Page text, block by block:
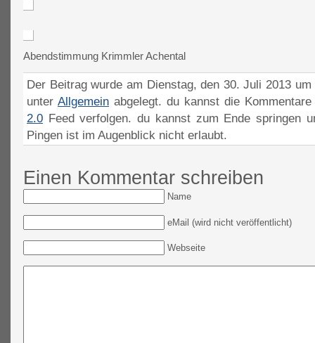
Abendstimmung Krimmler Achental
Der Beitrag wurde am Dienstag, den 30. Juli 2013
unter Allgemein abgelegt. du kannst die
2.0 Feed verfolgen. du kannst zum Ende springen
Pingen ist im Augenblick nicht erlaubt.
Einen Kommentar schreiben
Name
eMail (wird nicht veröffentlicht)
Webseite